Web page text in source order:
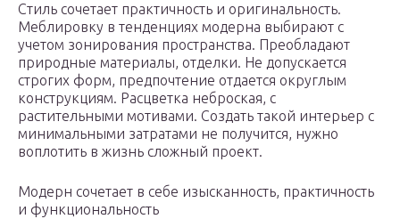
Стиль сочетает практичность и оригинальность.
Меблировку в тенденциях модерна выбирают с
учетом зонирования пространства. Преобладают
природные материалы, отделки. Не допускается
строгих форм, предпочтение отдается округлым
конструкциям. Расцветка неброская, с
растительными мотивами. Создать такой интерьер с
минимальными затратами не получится, нужно
воплотить в жизнь сложный проект.
Модерн сочетает в себе изысканность, практичность
и функциональность